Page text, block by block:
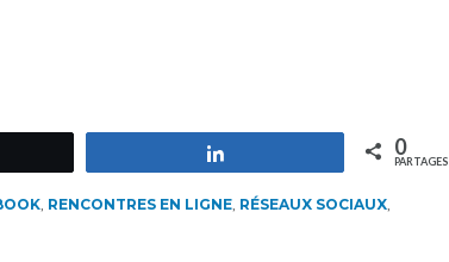
0
PARTAGES
, RENCONTRES EN LIGNE, RÉSEAUX SOCIAUX,